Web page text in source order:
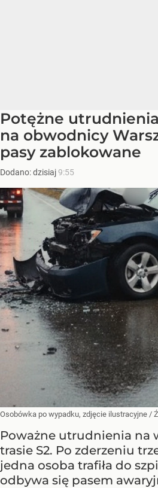
Potężne utrudnienia
na obwodnicy
pasy zablokowane
Dodano:dzisiaj9:55
Osobówka po wypadku, zdjęcie ilustracyjne /
Poważne utrudnienia na
trasie S2. Po zderzeniu
jedna osoba trafiła do
odbywa się pasem